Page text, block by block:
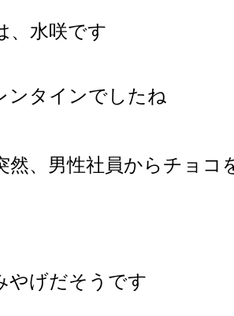
、水咲です
ンタインでしたね
然、男性社員からチョコ
やげだそうです